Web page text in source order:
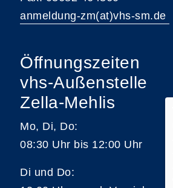
anmeldung-zm(at)vhs-sm.de
Öffnungszeiten
vhs-Außenstelle
Zella-Mehlis
Mo, Di, Do:
08:30 Uhr bis 12:00 Uhr
Di und Do: